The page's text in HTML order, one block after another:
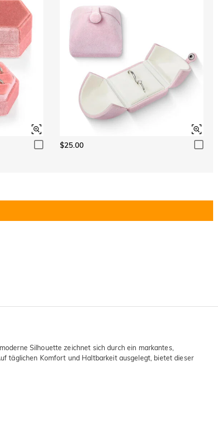
$25.00
Silhouette zeichnet sich durch ein markantes,
täglichen Komfort und Haltbarkeit ausgelegt, bietet dieser